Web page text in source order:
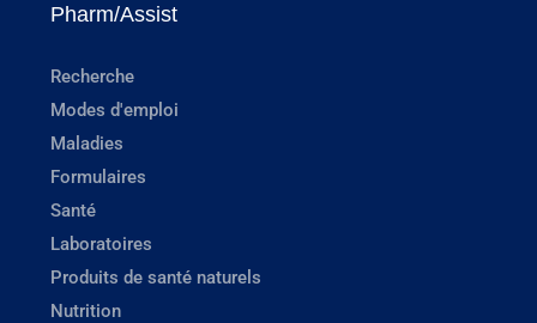
Pharm/Assist
Recherche
Modes d'emploi
Maladies
Formulaires
Santé
Laboratoires
Produits de santé naturels
Nutrition